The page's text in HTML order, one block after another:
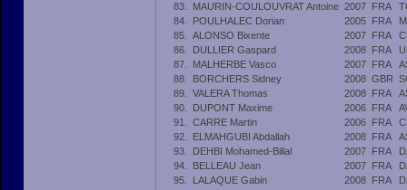
83.
MAURIN-COULOUVRAT Antoine 2007 FRA
84.
POULHALEC Dorian 2005 FRA
85.
ALONSO Bixente 2007 FRA
86.
DULLIER Gaspard 2008 FRA
87.
MALHERBE Vasco 2007 FRA
88.
BORCHERS Sidney 2008 GBR
89.
VALERA Thomas 2008 FRA
90.
DUPONT Maxime 2006 FRA
91.
CARRE Martin 2006 FRA
92.
ELMAHGUBI Abdallah 2008 FRA
93.
DEHBI Mohamed-Billal 2007 FRA
94.
BELLEAU Jean 2007 FRA
95.
LALAQUE Gabin 2008 FRA